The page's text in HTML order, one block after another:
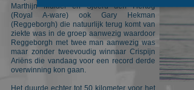
Marthijn Mulder en Sjoerd den Hertog
(Royal A-ware) ook Gary Hekman
(Reggeborgh) die natuurlijk terug komt van
ziekte was in de groep aanwezig waardoor
Reggeborgh met twee man aanwezig was
maar zonder tweevoudig winnaar Crispijn
Ariëns die vandaag voor een record derde
overwinning kon gaan.
Het duurde echter tot 50 kilometer voor het
Prestatiecookies worden gebruikt
niet worden gebruikt om een
Naam
Aanbieder/